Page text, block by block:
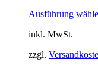
Ausführung
inkl. MwSt.
zzgl.